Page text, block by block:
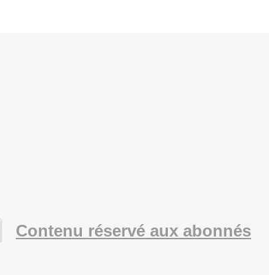
Contenu réservé aux abonnés